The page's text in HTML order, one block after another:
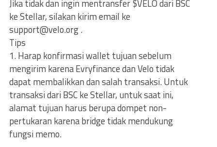
Jika tidak dan ingin mentransfer $VELO dari BSC
ke Stellar, silakan kirim email ke
support@velo.org .
Tips
1. Harap konfirmasi wallet tujuan sebelum
mengirim karena Evryfinance dan Velo tidak
dapat membalikkan dan salah transaksi. Untuk
transaksi dari BSC ke Stellar, untuk saat ini,
alamat tujuan harus berupa dompet non-
pertukaran karena bridge tidak mendukung
fungsi memo.